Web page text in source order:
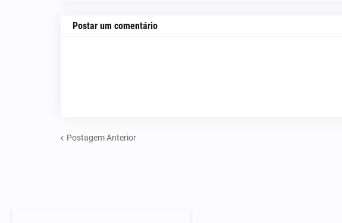
Postar um comentário
Postagem Anterior